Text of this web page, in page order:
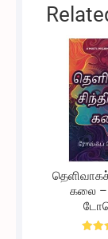
தெளிவாகச்
கலை